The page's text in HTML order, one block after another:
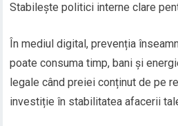
Stabilește politici interne clare
În mediul digital, prevenția
poate consuma timp, bani și
legale când preiei conținut de pe
investiție în stabilitatea afacerii